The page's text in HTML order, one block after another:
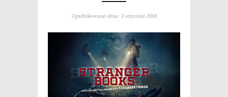
Opublikowano dnia: 3 stycznia 2018